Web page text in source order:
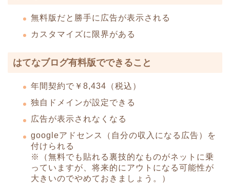
無料版だと勝手に広告が表示される
カスタマイズに限界がある
はてなブログ有料版でできること
年間契約で￥8,434（税込）
独自ドメインが設定できる
広告が表示されなくなる
googleアドセンス（自分の収入になる広告）を
付けられる
※（無料でも貼れる裏技的なものがネットに乗
っていますが、将来的にアウトになる可能性が
大きいのでやめておきましょう。）